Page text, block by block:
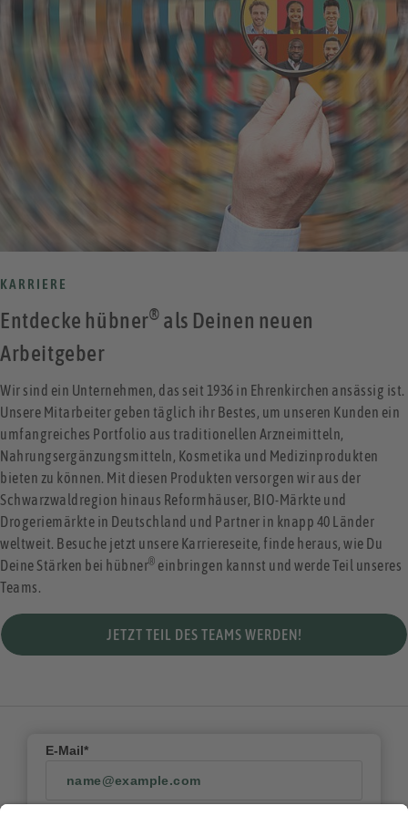
KARRIERE
Entdecke hübner® als Deinen neuen
Arbeitgeber
Wir sind ein Unternehmen, das seit 1936 in Ehrenkirchen ansässig ist.
Unsere Mitarbeiter geben täglich ihr Bestes, um unseren Kunden ein
umfangreiches Portfolio aus traditionellen Arzneimitteln,
Nahrungsergänzungsmitteln, Kosmetika und Medizinprodukten
bieten zu können. Mit diesen Produkten versorgen wir aus der
Schwarzwaldregion hinaus Reformhäuser, BIO-Märkte und
Drogeriemärkte in Deutschland und Partner in knapp 40 Länder
weltweit. Besuche jetzt unsere Karriereseite, finde heraus, wie Du
Deine Stärken bei hübner® einbringen kannst und werde Teil unseres
Teams.
JETZT TEIL DES TEAMS WERDEN!
E-Mail*